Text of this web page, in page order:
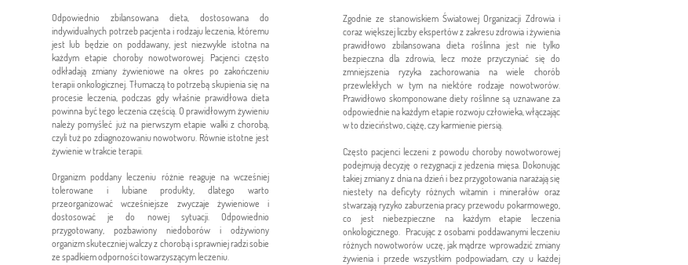
Odpowiednio zbilansowana dieta, dostosowana do
indywidualnych potrzeb pacjenta i rodzaju leczenia, któremu
jest lub będzie on poddawany, jest niezwykle istotna na
każdym etapie choroby nowotworowej. Pacjenci często
odkładają zmiany żywieniowe na okres po zakończeniu
terapii onkologicznej. Tłumaczą to potrzebą skupienia się na
procesie leczenia, podczas gdy właśnie prawidłowa dieta
powinna być tego leczenia częścią. O prawidłowym żywieniu
należy pomyśleć już na pierwszym etapie walki z chorobą,
czyli tuż po zdiagnozowaniu nowotworu. Równie istotne jest
żywienie w trakcie terapii.
Organizm poddany leczeniu różnie reaguje na wcześniej
tolerowane i lubiane produkty, dlatego warto
przeorganizować wcześniejsze zwyczaje żywieniowe i
dostosować je do nowej sytuacji. Odpowiednio
przygotowany, pozbawiony niedoborów i odżywiony
organizm skuteczniej walczy z chorobą i sprawniej radzi sobie
ze spadkiem odporności towarzyszącym leczeniu.
Zgodnie ze stanowiskiem Światowej Organizacji Zdrowia i
coraz większej liczby ekspertów z zakresu zdrowia i żywienia
prawidłowo zbilansowana dieta roślinna jest nie tylko
bezpieczna dla zdrowia, lecz może przyczyniać się do
zmniejszenia ryzyka zachorowania na wiele chorób
przewlekłych w tym na niektóre rodzaje nowotworów.
Prawidłowo skomponowane diety roślinne są uznawane za
odpowiednie na każdym etapie rozwoju człowieka, włączając
w to dzieciństwo, ciążę, czy karmienie piersią.
Często pacjenci leczeni z powodu choroby nowotworowej
podejmują decyzję o rezygnacji z jedzenia mięsa. Dokonując
takiej zmiany z dnia na dzień i bez przygotowania narażają się
niestety na deficyty różnych witamin i minerałów oraz
stwarzają ryzyko zaburzenia pracy przewodu pokarmowego,
co jest niebezpieczne na każdym etapie leczenia
onkologicznego. Pracując z osobami poddawanymi leczeniu
różnych nowotworów uczę, jak mądrze wprowadzić zmiany
żywienia i przede wszystkim podpowiadam, czy u każdej